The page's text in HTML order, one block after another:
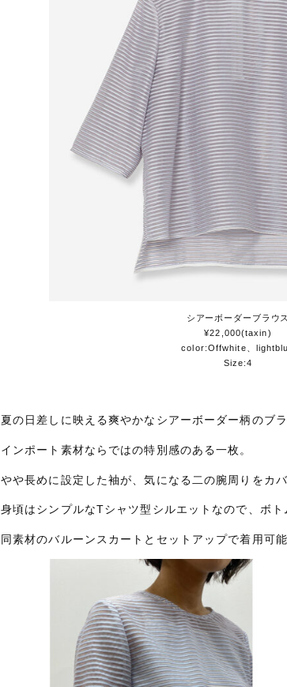
シアーボーダーブラウス
¥22,000(taxin)
color:Offwhite、
Size:4
夏の日差しに映える爽やかなシアーボーダー柄のブラ
インポート素材ならではの特別感のある一枚。
やや長めに設定した袖が、気になる二の腕周りをカ
身頃はシンプルなTシャツ型シルエットなので、ボト
同素材のバルーンスカートとセットアップで着用可能